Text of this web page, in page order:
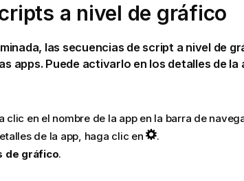
a nivel de gráfico
las secuencias de script a nivel de
apps. Puede activarlo en los detalles de la
clic en el nombre de la app en la barra de
de la app, haga clic en
.
de gráfico.